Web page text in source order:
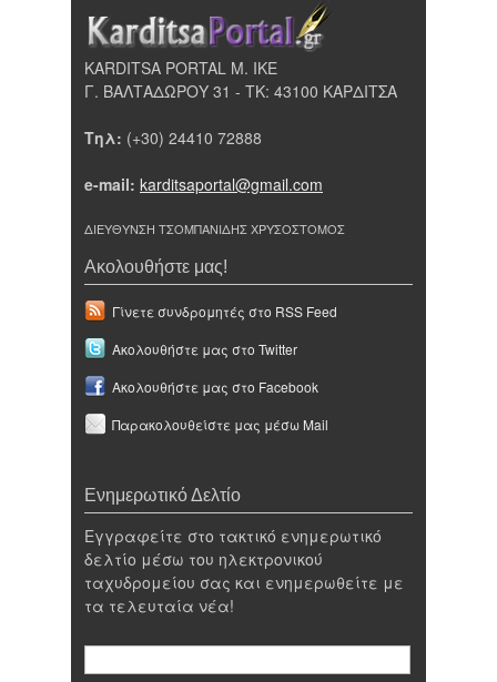
KARDITSA PORTAL Μ. ΙΚΕ
Γ. ΒΑΛΤΑΔΩΡΟΥ 31 - ΤΚ: 43100 ΚΑΡΔΙΤΣΑ
Τηλ: (+30) 24410 72888
e-mail: karditsaportal@gmail.com
ΔΙΕΥΘΥΝΣΗ ΤΣΟΜΠΑΝΙΔΗΣ ΧΡΥΣΟΣΤΟΜΟΣ
Ακολουθήστε μας!
Γίνετε συνδρομητές στο RSS Feed
Ακολουθήστε μας στο Twitter
Ακολουθήστε μας στο Facebook
Παρακολουθείστε μας μέσω Mail
Ενημερωτικό Δελτίο
Εγγραφείτε στο τακτικό ενημερωτικό
δελτίο μέσω του ηλεκτρονικού
ταχυδρομείου σας και ενημερωθείτε με
τα τελευταία νέα!